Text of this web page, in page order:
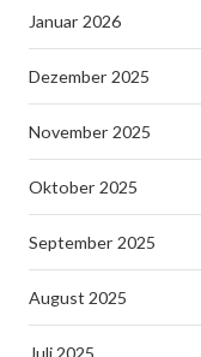
Januar 2026
Dezember 2025
November 2025
Oktober 2025
September 2025
August 2025
Juli 2025